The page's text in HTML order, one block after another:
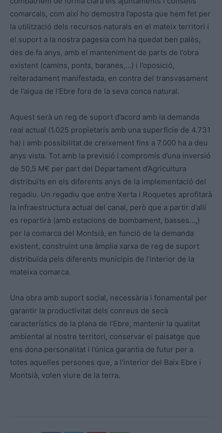
comarcals, com així ho demostra l’aposta que hem fet per
la utilització dels recursos naturals en el mateix territori i
el suport a la nostra pagesia com ha quedat ben palès,
des de fa anys, amb el manteniment de parts de l’obra
existent (camins, ponts, baranes,…) i l’oposició,
reiteradament manifestada, en contra del transvasament
de l’aigua de l’Ebre fora de la seva conca natural.
Aquest serà un reg de suport d’acord amb la demanda
real actual (1.025 propietaris amb una superfície de 4.731
ha) i amb possibilitat de creixement fins a 7.000 ha a deu
anys vista. Tot amb la previsió i compromís d’una inversió
de 50,5 M€ per part del Departament d’Agricultura
distribuïts en els diferents anys de la implementació del
regadiu. Un regadiu que entre Xerta i Roquetes aprofitarà
la infraestructura actual del canal, però que a partir d’allí
es repartirà (amb estacions de bombament, basses…,)
per la comarca del Montsià, en funció de la demanda
existent, construint una àmplia xarxa de reg de suport
distribuïda pels diferents municipis de l’interior de la
mateixa comarca.
Una obra amb suport social, necessària i fonamental per
garantir la productivitat dels conreus de secà
característics de la plana de l’Ebre, mantenir la qualitat
ambiental al nostre territori, conservar el paisatge que
ens dona personalitat i l’única garantia de futur per a
totes aquelles persones que, a l’interior del Baix Ebre i
Montsià, volen viure de la terra.